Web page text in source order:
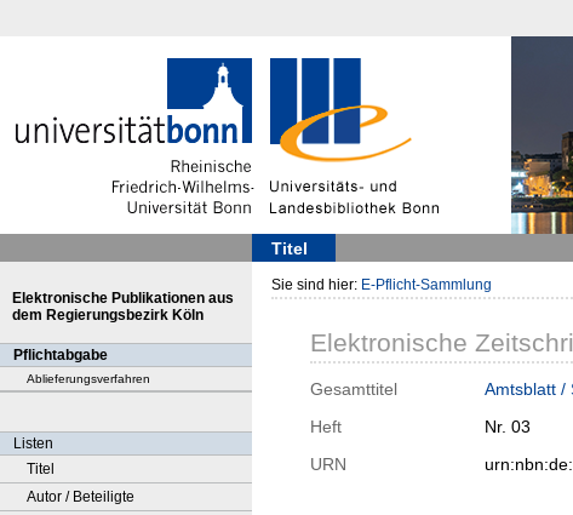
Titel
Elektronische Publikationen aus
dem Regierungsbezirk Köln
Pflichtabgabe
Ablieferungsverfahren
Listen
Titel
Autor / Beteiligte
Sie sind hier: E-Pflicht-Sammlung
Elektronische
Gesamttitel
Amtsblatt /
Heft
Nr. 03
URN